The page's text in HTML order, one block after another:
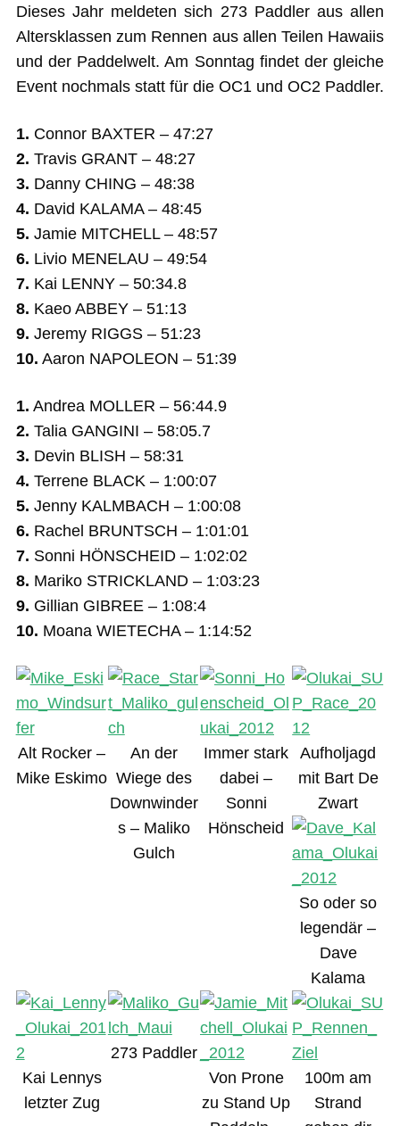
Dieses Jahr meldeten sich 273 Paddler aus allen
Altersklassen zum Rennen aus allen Teilen Hawaiis
und der Paddelwelt. Am Sonntag findet der gleiche
Event nochmals statt für die OC1 und OC2 Paddler.
1. Connor BAXTER – 47:27
2. Travis GRANT – 48:27
3. Danny CHING – 48:38
4. David KALAMA – 48:45
5. Jamie MITCHELL – 48:57
6. Livio MENELAU – 49:54
7. Kai LENNY – 50:34.8
8. Kaeo ABBEY – 51:13
9. Jeremy RIGGS – 51:23
10. Aaron NAPOLEON – 51:39
1. Andrea MOLLER – 56:44.9
2. Talia GANGINI – 58:05.7
3. Devin BLISH – 58:31
4. Terrene BLACK – 1:00:07
5. Jenny KALMBACH – 1:00:08
6. Rachel BRUNTSCH – 1:01:01
7. Sonni HÖNSCHEID – 1:02:02
8. Mariko STRICKLAND – 1:03:23
9. Gillian GIBREE – 1:08:4
10. Moana WIETECHA – 1:14:52
Alt Rocker –
Mike Eskimo
An der
Wiege des
Downwinder
s – Maliko
Gulch
Immer stark
dabei –
Sonni
Hönscheid
Aufholjagd
mit Bart De
Zwart
So oder so
legendär –
Dave
Kalama
Kai Lennys
letzter Zug
273 Paddler
Von Prone
zu Stand Up
100m am
Strand